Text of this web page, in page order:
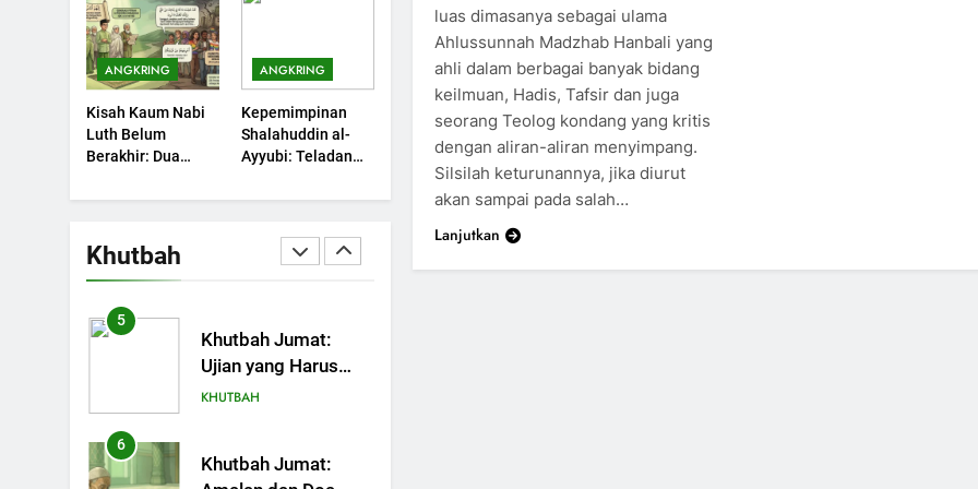
ANGKRING
Kisah Kaum Nabi
Luth Belum
Berakhir: Dua
yang Kini Kembali
ANGKRING
Kepemimpinan
Shalahuddin al-
Ayyubi: Teladan
Dipelajari oleh
Sekarang (2)
Khutbah
Nikmat Allah
KHUTBAH
3
Khutbah Jumat:
Ketaatan, Kebaikan
dan Pengaruhnya
dalam Jiwa Manusia
KHUTBAH
4
Safar Bukan Bulan
5
Khutbah Jumat:
Ujian yang Harus
Kita Syukuri
KHUTBAH
6
Khutbah Jumat:
luas dimasanya sebagai ulama
Ahlussunnah Madzhab Hanbali yang
ahli dalam berbagai banyak bidang
keilmuan, Hadis, Tafsir dan juga
seorang Teolog kondang yang kritis
dengan aliran-aliran menyimpang.
Silsilah keturunannya, jika diurut
akan sampai pada salah…
Lanjutkan